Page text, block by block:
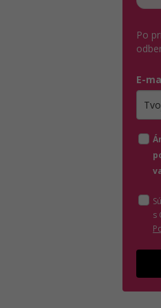
Po
E-
s